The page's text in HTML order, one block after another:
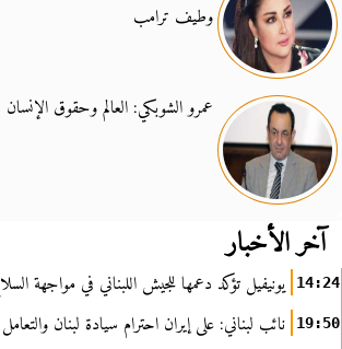
وطيف ترامب
عمرو الشوبكي: العالم وحقوق الإنسان
آخر الأخبار
14:24 يونيفيل تؤكد دعمها للجيش اللبناني في مواجهة
19:50 نائب لبناني: على إيران احترام سيادة لبنان